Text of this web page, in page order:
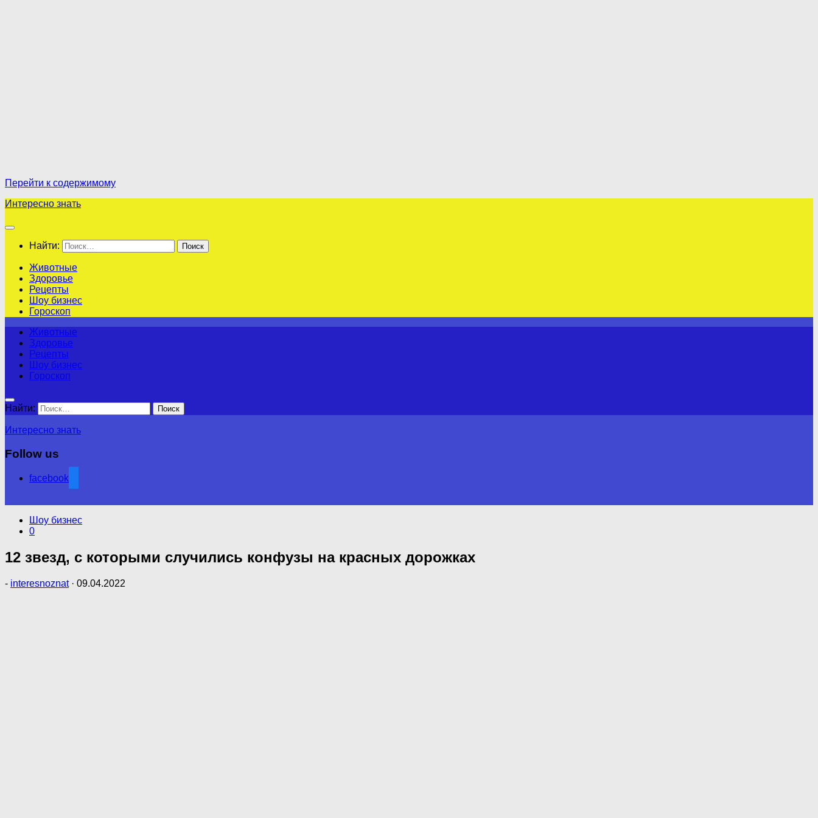
Перейти к содержимому
Интересно знать
Найти:
Животные
Здоровье
Рецепты
Шоу бизнес
Гороскоп
Животные
Здоровье
Рецепты
Шоу бизнес
Гороскоп
Найти:
Интересно знать
Follow us
facebook
Шоу бизнес
0
12 звезд, с которыми случились конфузы на красных дорожках
- interesnoznat · 09.04.2022